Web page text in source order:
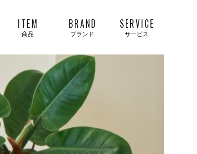
ITEM
商品
BRAND
ブランド
SERVICE
サービス